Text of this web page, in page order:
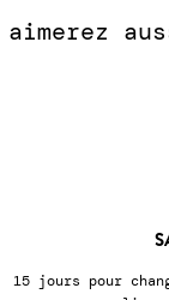
pour changer